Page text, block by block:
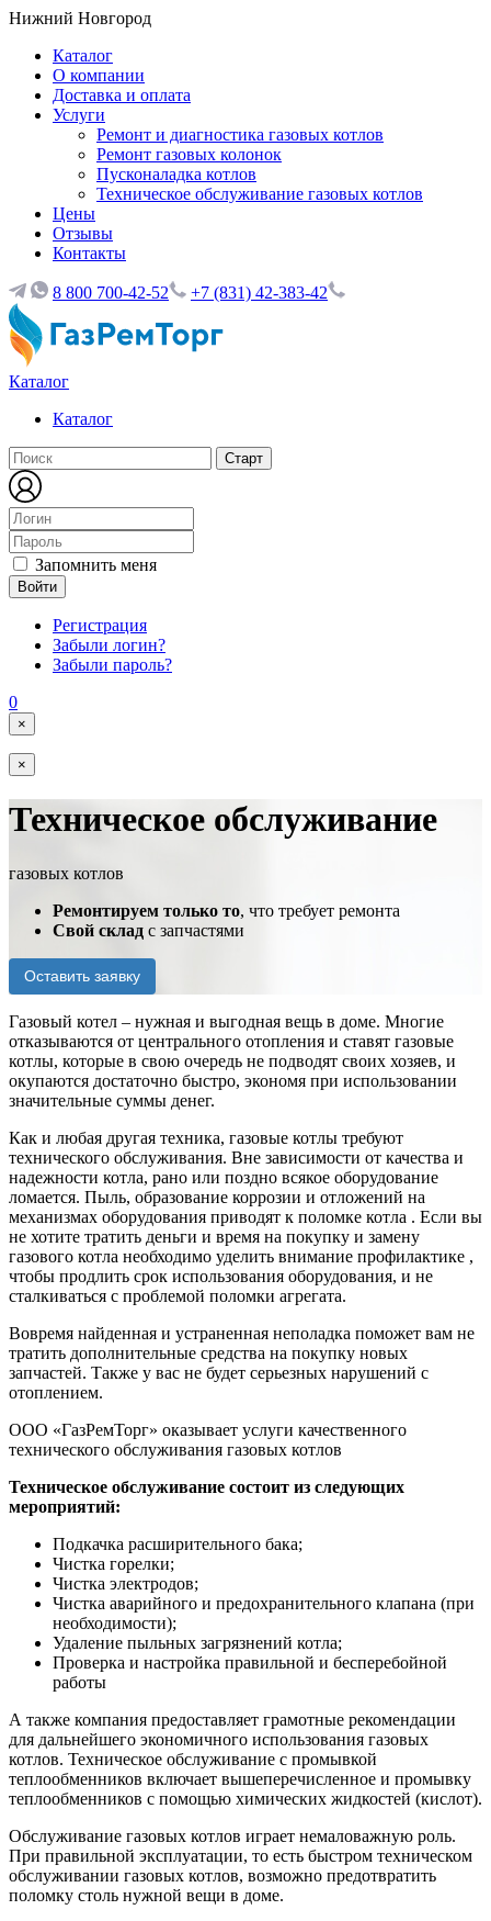
Нижний Новгород
Каталог
О компании
Доставка и оплата
Услуги
Ремонт и диагностика газовых котлов
Ремонт газовых колонок
Пусконаладка котлов
Техническое обслуживание газовых котлов
Цены
Отзывы
Контакты
8 800 700-42-52 +7 (831) 42-383-42
Каталог
Каталог
Запомнить меня
Войти
Регистрация
Забыли логин?
Забыли пароль?
0
×
×
Техническое обслуживание
газовых котлов
Ремонтируем только то, что требует ремонта
Свой склад с запчастями
Оставить заявку
Газовый котел – нужная и выгодная вещь в доме. Многие
отказываются от центрального отопления и ставят газовые
котлы, которые в свою очередь не подводят своих хозяев, и
окупаются достаточно быстро, экономя при использовании
значительные суммы денег.
Как и любая другая техника, газовые котлы требуют
технического обслуживания. Вне зависимости от качества и
надежности котла, рано или поздно всякое оборудование
ломается. Пыль, образование коррозии и отложений на
механизмах оборудования приводят к поломке котла . Если вы
не хотите тратить деньги и время на покупку и замену
газового котла необходимо уделить внимание профилактике ,
чтобы продлить срок использования оборудования, и не
сталкиваться с проблемой поломки агрегата.
Вовремя найденная и устраненная неполадка поможет вам не
тратить дополнительные средства на покупку новых
запчастей. Также у вас не будет серьезных нарушений с
отоплением.
ООО «ГазРемТорг» оказывает услуги качественного
технического обслуживания газовых котлов
Техническое обслуживание состоит из следующих
мероприятий:
Подкачка расширительного бака;
Чистка горелки;
Чистка электродов;
Чистка аварийного и предохранительного клапана (при
необходимости);
Удаление пыльных загрязнений котла;
Проверка и настройка правильной и бесперебойной
работы
А также компания предоставляет грамотные рекомендации
для дальнейшего экономичного использования газовых
котлов. Техническое обслуживание с промывкой
теплообменников включает вышеперечисленное и промывку
теплообменников с помощью химических жидкостей (кислот).
Обслуживание газовых котлов играет немаловажную роль.
При правильной эксплуатации, то есть быстром техническом
обслуживании газовых котлов, возможно предотвратить
поломку столь нужной вещи в доме.